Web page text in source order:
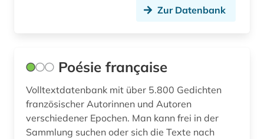
korpus (1)
korpus (5)
korpus <linguistik> (1)
kultur (3)
kulturgeschichte (1)
Zur Datenbank
Poésie française
Volltextdatenbank mit über 5.800 Gedichten
französischer Autorinnen und Autoren
verschiedener Epochen. Man kann frei in der
Sammlung suchen oder sich die Texte nach